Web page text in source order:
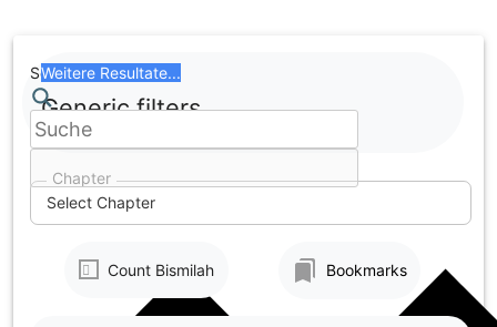
to
content
Chapter
Select Chapter
Search
Weitere Resultate...
Generic filters
Count Bismilah Bookmarks